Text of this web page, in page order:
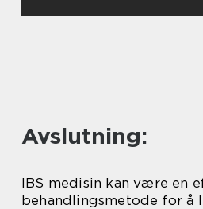
Avslutning:
IBS medisin kan være en
behandlingsmetode for å